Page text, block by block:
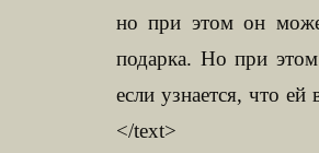
но при этом он
подарка. Но при этом
если узнается, что
</text>